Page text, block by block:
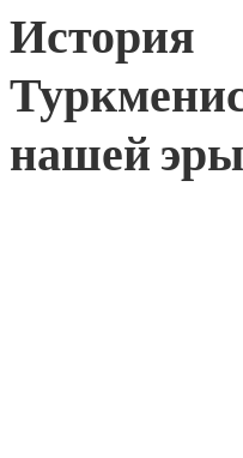
История
нашей эры